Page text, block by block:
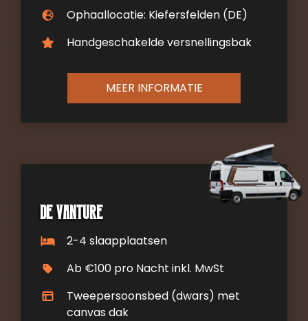
Ophaallocatie: Kiefersfelden (DE)
Handgeschakelde versnellingsbak
MEER INFORMATIE
De Vanture
2-4 slaapplaatsen
Ab €100 pro Nacht inkl. MwSt
Tweepersoonsbed (dwars) met
canvas dak